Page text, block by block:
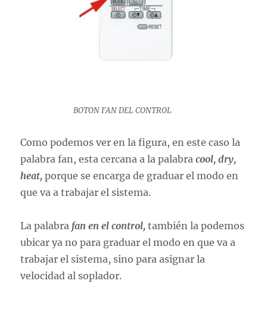
BOTON FAN DEL CONTROL
Como podemos ver en la figura, en este caso la
palabra fan, esta cercana a la palabracool, dry,
heat, porque se encarga de graduar el modo en
que va a trabajar el sistema.
La palabra fan en el control, también la podemos
ubicar ya no para graduar el modo en que va a
trabajar el sistema, sino para asignar la
velocidad al soplador.